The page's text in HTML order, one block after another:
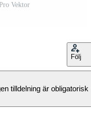
Vektor
Följ
tilldelning är obligatorisk